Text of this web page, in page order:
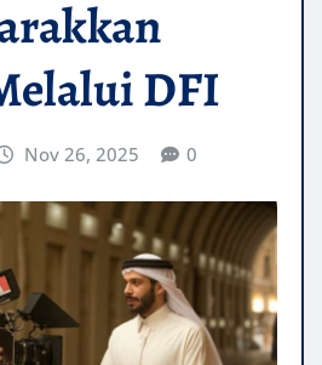
DFI
Nov 26, 2025 0